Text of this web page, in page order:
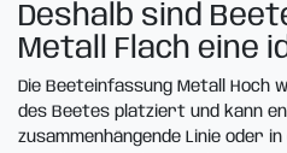
Deshalb sind
Metall Flach eine
Die Beeteinfassung Metall Hoch
des Beetes platziert und kann
zusammenhängende Linie oder